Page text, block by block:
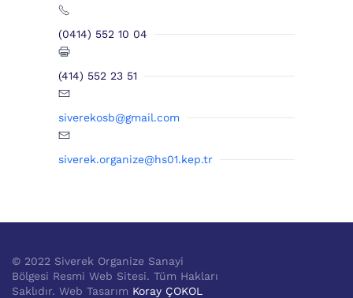
(0414) 552 10 04
(414) 552 23 51
siverekosb@gmail.com
siverek.organize@hs01.kep.tr
© 2022 Siverek Organize Sanayi
Bölgesi Resmi Web Sitesi. Tüm Hakları
Saklıdır. Web Tasarım Koray ÇOKOL